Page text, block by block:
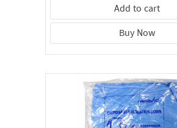
Add to cart
Buy Now